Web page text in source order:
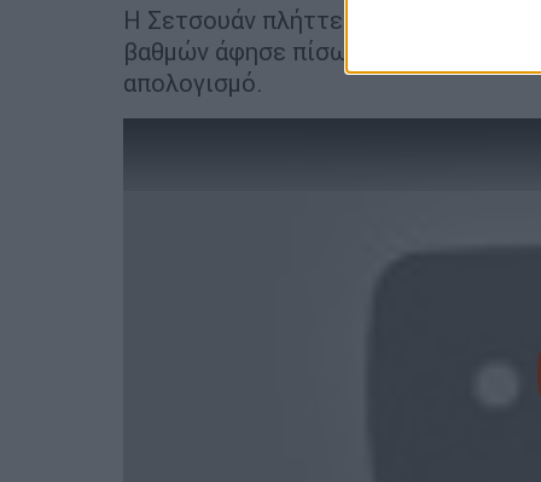
Η Σετσουάν πλήττεται συχνά από
βαθμών άφησε πίσω της 87.000
απολογισμό.